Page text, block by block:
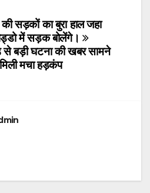
सड़कों का बुरा हाल जहा
में सड़क बोलेंगे।
से बड़ी घटना की खबर सामने
मचा हड़कंप